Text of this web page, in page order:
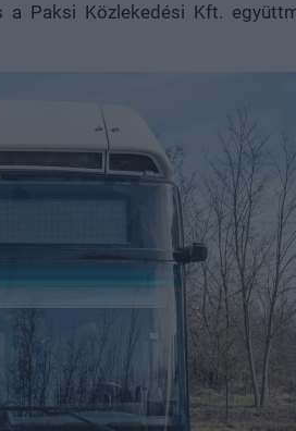
a Paksi Közlekedési Kft.